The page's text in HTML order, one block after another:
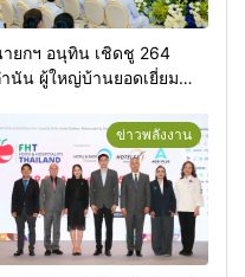
ยกฯ อนุทิน เชิดชู 264
นัน ผู้ใหญ่บ้านยอดเยี่ยม
ยรติยศแห่งการเสียสละ”
ข่าวพลังงาน